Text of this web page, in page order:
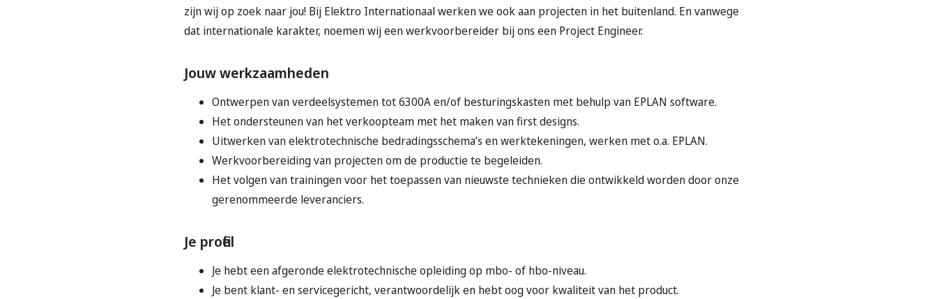
zijn wij op zoek naar jou! Bij Elektro Internationaal werken we ook aan projecten in het buitenland. En vanwege
dat internationale karakter, noemen wij een werkvoorbereider bij ons een Project Engineer.
Jouw werkzaamheden
Ontwerpen van verdeelsystemen tot 6300A en/of besturingskasten met behulp van EPLAN software.
Het ondersteunen van het verkoopteam met het maken van first designs.
Uitwerken van elektrotechnische bedradingsschema’s en werktekeningen, werken met o.a. EPLAN.
Werkvoorbereiding van projecten om de productie te begeleiden.
Het volgen van trainingen voor het toepassen van nieuwste technieken die ontwikkeld worden door onze
gerenommeerde leveranciers.
Je profiel
Je hebt een afgeronde elektrotechnische opleiding op mbo- of hbo-niveau.
Je bent klant- en servicegericht, verantwoordelijk en hebt oog voor kwaliteit van het product.